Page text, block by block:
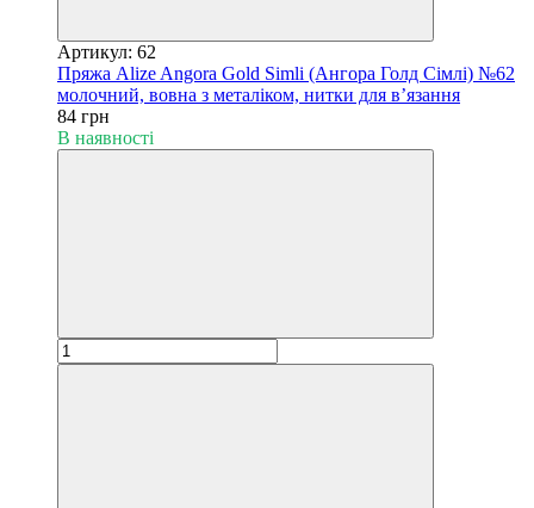
Артикул: 62
Пряжа Alize Angora Gold Simli (Ангора Голд Сімлі) №62
молочний, вовна з металіком, нитки для в’язання
84 грн
В наявності